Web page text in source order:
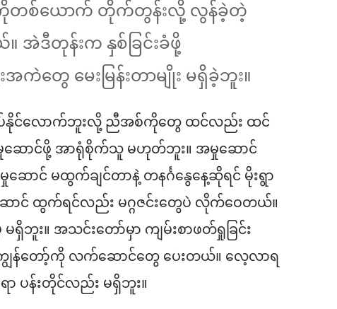
စ်ယောက် တိုက်တွန်းလို့ လွန်ခဲ့တဲ့
အဲဒီတုန်းက နှစ်ခြင်းခံဖို့
တွေ မေးမြန်းတာမျိုး မရှိခဲ့ဘူး။
နိုင်လောက်ဘူးလို့ ညီအစ်ကိုတွေ ထင်လည်း ထင်
ဆောင်ဖို့ အာရုံစိုက်သူ မဟုတ်ဘူး။ အမှုဆောင်
ာင် မထွက်ချင်တာနဲ့ တနင်္ဂနွေနေ့ဆိုရင် မိုးရွာ
ာင် ထွက်ရင်လည်း မဂ္ဂဇင်းတွေပဲ လိုက်ဝေတယ်။
ရှိဘူး။ အသင်းတော်မှာ ကျမ်းစာဖတ်ရှုခြင်း
န်တော့်ကို လက်ဆောင်တွေ ပေးတယ်။ လေ့လာရ
ာ ပန်းတိုင်လည်း မရှိဘူး။